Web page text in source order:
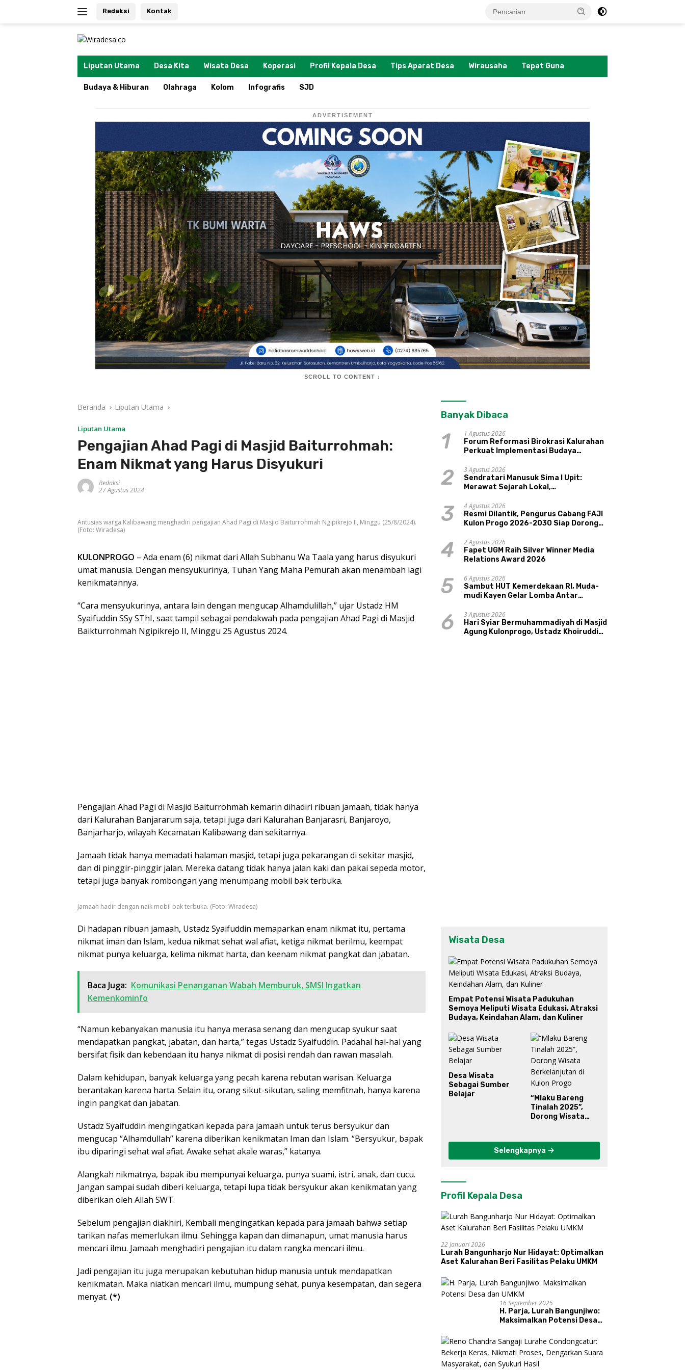
Redaksi Kontak
Liputan Utama Desa Kita Wisata Desa Koperasi Profil Kepala Desa Tips Aparat Desa Wirausaha Tepat Guna
Budaya & Hiburan Olahraga Kolom Infografis SJD
ADVERTISEMENT
SCROLL TO CONTENT ↓
Beranda Liputan Utama
Liputan Utama
Pengajian Ahad Pagi di Masjid Baiturrohmah:
Enam Nikmat yang Harus Disyukuri
Redaksi
27 Agustus 2024
Antusias warga Kalibawang menghadiri pengajian Ahad Pagi di Masjid Baiturrohmah Ngipikrejo II, Minggu (25/8/2024).
(Foto: Wiradesa)
KULONPROGO – Ada enam (6) nikmat dari Allah Subhanu Wa Taala yang harus disyukuri
umat manusia. Dengan mensyukurinya, Tuhan Yang Maha Pemurah akan menambah lagi
kenikmatannya.
“Cara mensyukurinya, antara lain dengan mengucap Alhamdulillah,” ujar Ustadz HM
Syaifuddin SSy SThI, saat tampil sebagai pendakwah pada pengajian Ahad Pagi di Masjid
Baikturrohmah Ngipikrejo II, Minggu 25 Agustus 2024.
Pengajian Ahad Pagi di Masjid Baiturrohmah kemarin dihadiri ribuan jamaah, tidak hanya
dari Kalurahan Banjararum saja, tetapi juga dari Kalurahan Banjarasri, Banjaroyo,
Banjarharjo, wilayah Kecamatan Kalibawang dan sekitarnya.
Jamaah tidak hanya memadati halaman masjid, tetapi juga pekarangan di sekitar masjid,
dan di pinggir-pinggir jalan. Mereka datang tidak hanya jalan kaki dan pakai sepeda motor,
tetapi juga banyak rombongan yang menumpang mobil bak terbuka.
Jamaah hadir dengan naik mobil bak terbuka. (Foto: Wiradesa)
Di hadapan ribuan jamaah, Ustadz Syaifuddin memaparkan enam nikmat itu, pertama
nikmat iman dan Islam, kedua nikmat sehat wal afiat, ketiga nikmat berilmu, keempat
nikmat punya keluarga, kelima nikmat harta, dan keenam nikmat pangkat dan jabatan.
Baca Juga: Komunikasi Penanganan Wabah Memburuk, SMSI Ingatkan
Kemenkominfo
“Namun kebanyakan manusia itu hanya merasa senang dan mengucap syukur saat
mendapatkan pangkat, jabatan, dan harta,” tegas Ustadz Syaifuddin. Padahal hal-hal yang
bersifat fisik dan kebendaan itu hanya nikmat di posisi rendah dan rawan masalah.
Dalam kehidupan, banyak keluarga yang pecah karena rebutan warisan. Keluarga
berantakan karena harta. Selain itu, orang sikut-sikutan, saling memfitnah, hanya karena
ingin pangkat dan jabatan.
Ustadz Syaifuddin mengingatkan kepada para jamaah untuk terus bersyukur dan
mengucap “Alhamdullah” karena diberikan kenikmatan Iman dan Islam. “Bersyukur, bapak
ibu diparingi sehat wal afiat. Awake sehat akale waras,” katanya.
Alangkah nikmatnya, bapak ibu mempunyai keluarga, punya suami, istri, anak, dan cucu.
Jangan sampai sudah diberi keluarga, tetapi lupa tidak bersyukur akan kenikmatan yang
diberikan oleh Allah SWT.
Sebelum pengajian diakhiri, Kembali mengingatkan kepada para jamaah bahwa setiap
tarikan nafas memerlukan ilmu. Sehingga kapan dan dimanapun, umat manusia harus
mencari ilmu. Jamaah menghadiri pengajian itu dalam rangka mencari ilmu.
Jadi pengajian itu juga merupakan kebutuhan hidup manusia untuk mendapatkan
kenikmatan. Maka niatkan mencari ilmu, mumpung sehat, punya kesempatan, dan segera
menyat. (*)
Banyak Dibaca
1
1 Agustus 2026
Forum Reformasi Birokrasi Kalurahan
Perkuat Implementasi Budaya
Kepamongan DIY
2
3 Agustus 2026
Sendratari Manusuk Sima I Upit:
Merawat Sejarah Lokal,
Pariwisata, dan Ekologi Klaten
3
4 Agustus 2026
Resmi Dilantik, Pengurus Cabang FAJI
Kulon Progo 2026-2030 Siap Dorong
Sungai Progo
4
2 Agustus 2026
Fapet UGM Raih Silver Winner Media
Relations Award 2026
5
6 Agustus 2026
Sambut HUT Kemerdekaan RI, Muda-
mudi Kayen Gelar Lomba Antar
6
3 Agustus 2026
Hari Syiar Bermuhammadiyah di Masjid
Agung Kulonprogo, Ustadz Khoiruddin
Wisata Desa
Empat Potensi Wisata Padukuhan
Semoya Meliputi Wisata Edukasi, Atraksi
Budaya, Keindahan Alam, dan Kuliner
Desa Wisata
Sebagai Sumber
Belajar
“Mlaku Bareng
Tinalah 2025”,
Dorong Wisata
Selengkapnya
Profil Kepala Desa
22 Januari 2026
Lurah Bangunharjo Nur Hidayat: Optimalkan
Aset Kalurahan Beri Fasilitas Pelaku UMKM
16 September 2025
H. Parja, Lurah Bangunjiwo:
Maksimalkan Potensi Desa